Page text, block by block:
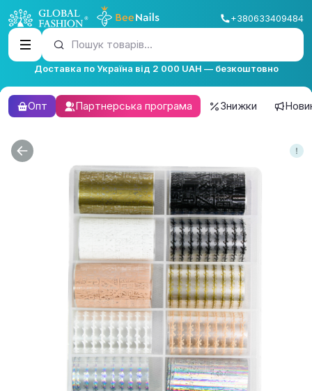
+380633409484
Пошук товарів...
Доставка по Україна від 2 000 UAH — безкоштовно
Опт Партнерська програма Знижки